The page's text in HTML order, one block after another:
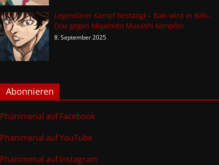
Legendärer Kampf bestätigt – Baki wird in Baki-
Dou gegen Miyamoto Musashi kämpfen
8. September 2025
Abonnieren
Phanimenal auf Facebook
Phanimenal auf YouTube
Phanimenal auf Instagram